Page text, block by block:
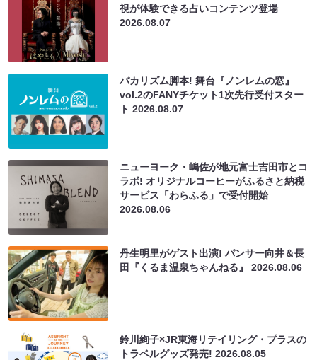
視が体験できる占いコンテンツ登場
2026.08.07
バカリズム脚本! 舞台『ノンレムの窓』
vol.2のFANYチケット1次先行受付スター
ト2026.08.07
ニューヨーク・嶋佐が地元富士吉田市とコ
ラボ! オリジナルコーヒーがふるさと納税
サービス「わらふる」で受付開始
2026.08.06
丹生明里がゲスト出演! パンサー向井＆長
田『くるま温泉ちゃんねる』2026.08.06
鈴川絢子×JR東海リテイリング・プラスの
トラベルグッズ発売!2026.08.05